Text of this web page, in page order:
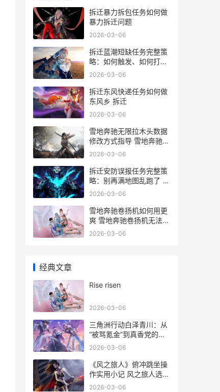
拆迁暴力拆包任务如何做
暴力拆迁问题
2026-03-06
拆迁蓝潮短缺任务完整策
略：如何触发、如何打、
如何快速过 拆迁潮又来了
2026-03-06
拆迁东风快递任务如何做
东风乡 拆迁
2026-03-06
雪地奔驰无限拉木头数据
修改方式指导 雪地奔驰无
限加载
2026-03-06
拆迁安防误报任务完整策
略：别再满地图乱跑了 拆
迁现场安保服务方案
2026-03-06
雪地奔驰卷扬机如何用更
爽 雪地奔驰卷扬机无法选
点
2026-03-06
经典文章
Rise risen
2026-03-06
三角洲行动白泽青川：从
“被骂氪金”到真香党的进
化指导 三角洲行动白泽在
2026-03-06
《风之旅人》俯冲跳坐操
作实用小记 风之旅人选章
节
2026-03-06